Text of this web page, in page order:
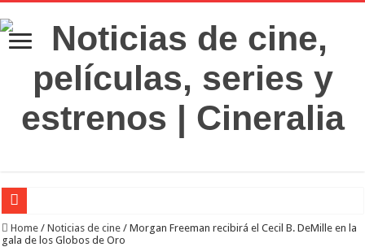
‘El Diablo se viste de Prada 2’. Desaparece la magia
Home / Noticias de cine / Morgan Freeman recibirá el Cecil B. DeMille en la
gala de los Globos de Oro